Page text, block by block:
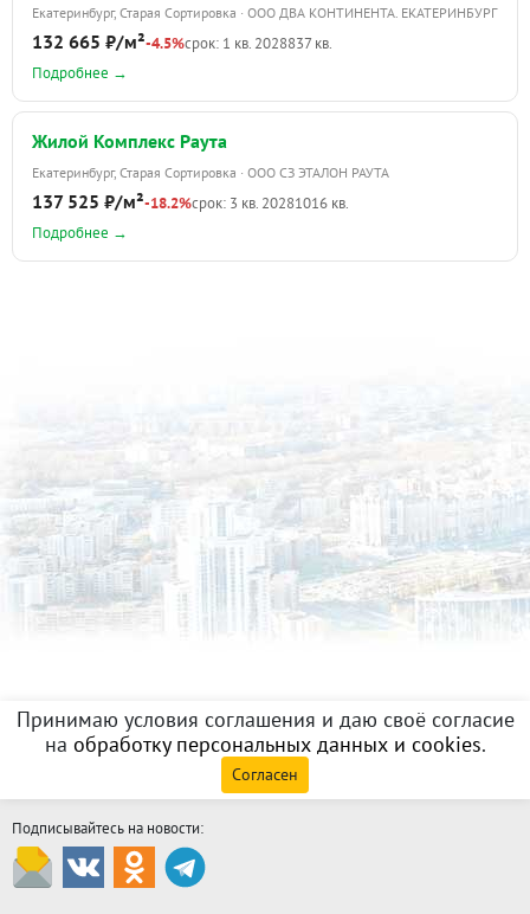
Екатеринбург, Старая Сортировка · ООО ДВА КОНТИНЕНТА. ЕКАТЕРИНБУРГ
132 665 ₽/м²-4.5%срок: 1 кв. 2028837 кв.
Подробнее →
Жилой Комплекс Раута
Екатеринбург, Старая Сортировка · ООО СЗ ЭТАЛОН РАУТА
137 525 ₽/м²-18.2%срок: 3 кв. 20281016 кв.
Подробнее →
Принимаю условия соглашения и даю своё согласие
на обработку персональных данных и cookies.
Согласен
Подписывайтесь на новости: